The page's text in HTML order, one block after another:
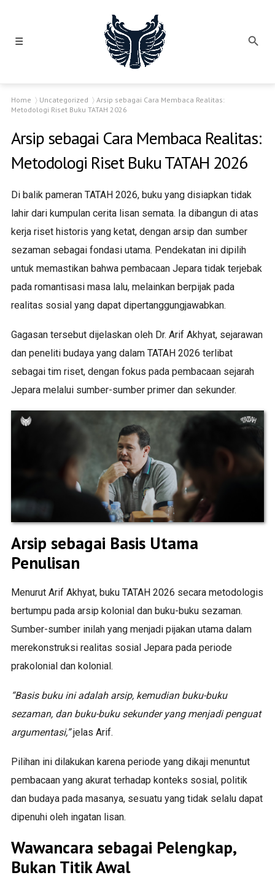
☰
Home Uncategorized
Arsip sebagai Cara Membaca Realitas:
Metodologi Riset Buku TATAH 2026
Arsip sebagai Cara Membaca Realitas:
Metodologi Riset Buku TATAH 2026
Di balik pameran TATAH 2026, buku yang disiapkan tidak
lahir dari kumpulan cerita lisan semata. Ia dibangun di atas
kerja riset historis yang ketat, dengan arsip dan sumber
sezaman sebagai fondasi utama. Pendekatan ini dipilih
untuk memastikan bahwa pembacaan Jepara tidak terjebak
pada romantisasi masa lalu, melainkan berpijak pada
realitas sosial yang dapat dipertanggungjawabkan.
Gagasan tersebut dijelaskan oleh Dr. Arif Akhyat, sejarawan
dan peneliti budaya yang dalam TATAH 2026 terlibat
sebagai tim riset, dengan fokus pada pembacaan sejarah
Jepara melalui sumber-sumber primer dan sekunder.
Arsip sebagai Basis Utama
Penulisan
Menurut Arif Akhyat, buku TATAH 2026 secara metodologis
bertumpu pada arsip kolonial dan buku-buku sezaman.
Sumber-sumber inilah yang menjadi pijakan utama dalam
merekonstruksi realitas sosial Jepara pada periode
prakolonial dan kolonial.
“Basis buku ini adalah arsip, kemudian buku-buku
sezaman, dan buku-buku sekunder yang menjadi penguat
argumentasi,”jelas Arif.
Pilihan ini dilakukan karena periode yang dikaji menuntut
pembacaan yang akurat terhadap konteks sosial, politik
dan budaya pada masanya, sesuatu yang tidak selalu dapat
dipenuhi oleh ingatan lisan.
Wawancara sebagai Pelengkap,
Bukan Titik Awal